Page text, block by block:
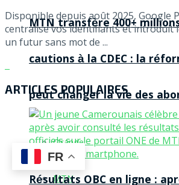
MTN transfère 400+
cautions à la CDEC : la
peut changer la vie des
Orange
MTN
Disponible depuis août 2025, Google
centralise vos identifiants et introduit
un futur sans mot de ...
ARTICLES POPULAIRES
Résultats OBC en ligne :
FR